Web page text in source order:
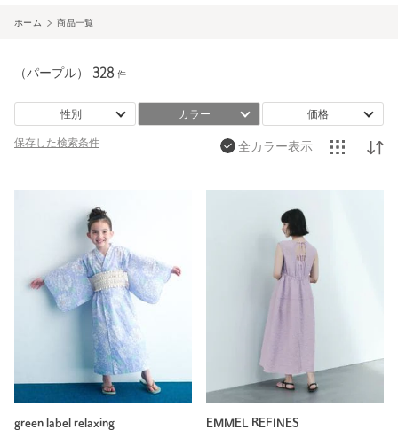
ホーム 商品一覧
（パープル） 328 件
性別 カラー 価格
保存した検索条件 全カラー表示
green label relaxing
EMMEL REFINES